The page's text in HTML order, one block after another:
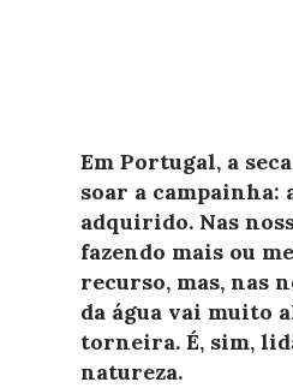
Em Portugal, a
soar a campainha:
adquirido. Nas
fazendo mais ou
recurso, mas, nas
da água vai muito
torneira. É, sim,
natureza.